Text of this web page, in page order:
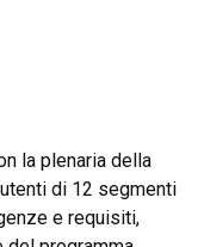
la plenaria della
di 12 segmenti
e requisiti,